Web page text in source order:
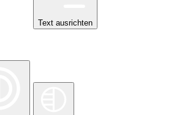
Text ausrichten